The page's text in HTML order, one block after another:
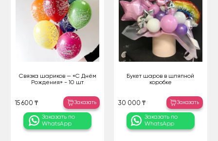
Связка шариков — «С Днём
Рождения» - 10 шт
15 600 ₸ Заказать
Заказать по
WhatsApp
Букет шаров в шляпной
коробке
30 000 ₸ Заказать
Заказать по
WhatsApp